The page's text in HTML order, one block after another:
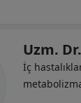
Uzm.
İç